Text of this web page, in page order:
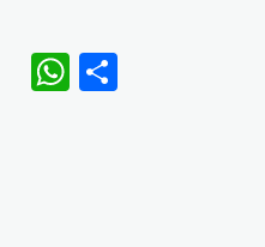
WhatsApp